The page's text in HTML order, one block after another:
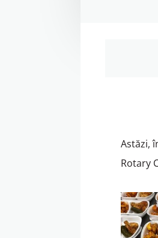
Astăzi,
Rotary